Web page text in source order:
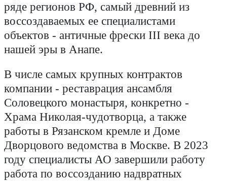
ряде регионов РФ, самый древний из
воссоздаваемых ее специалистами
объектов - античные фрески III века до
нашей эры в Анапе.
В числе самых крупных контрактов
компании - реставрация ансамбля
Соловецкого монастыря, конкретно -
Храма Николая-чудотворца, а также
работы в Рязанском кремле и Доме
Дворцового ведомства в Москве. В 2023
году специалисты АО завершили работу
работа по воссозданию надвратных